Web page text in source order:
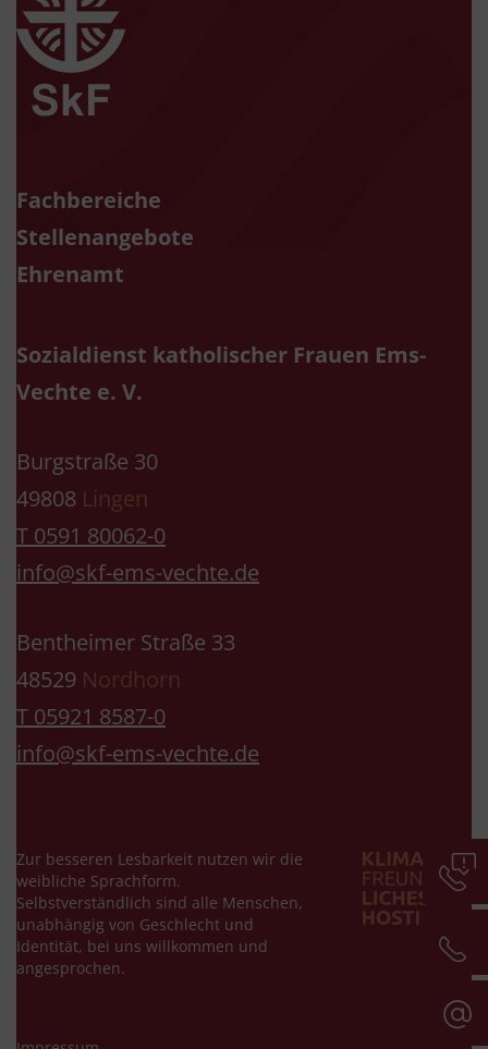
Fachbereiche
Stellenangebote
Ehrenamt
Sozialdienst katholischer Frauen Ems-
Vechte e. V.
Burgstraße 30
49808 Lingen
T 0591 80062-0
info@skf-ems-vechte.de
Bentheimer Straße 33
48529 Nordhorn
T 05921 8587-0
info@skf-ems-vechte.de
Zur besseren Lesbarkeit nutzen wir die
weibliche Sprachform.
Selbstverständlich sind alle Menschen,
unabhängig von Geschlecht und
Identität, bei uns willkommen und
angesprochen.